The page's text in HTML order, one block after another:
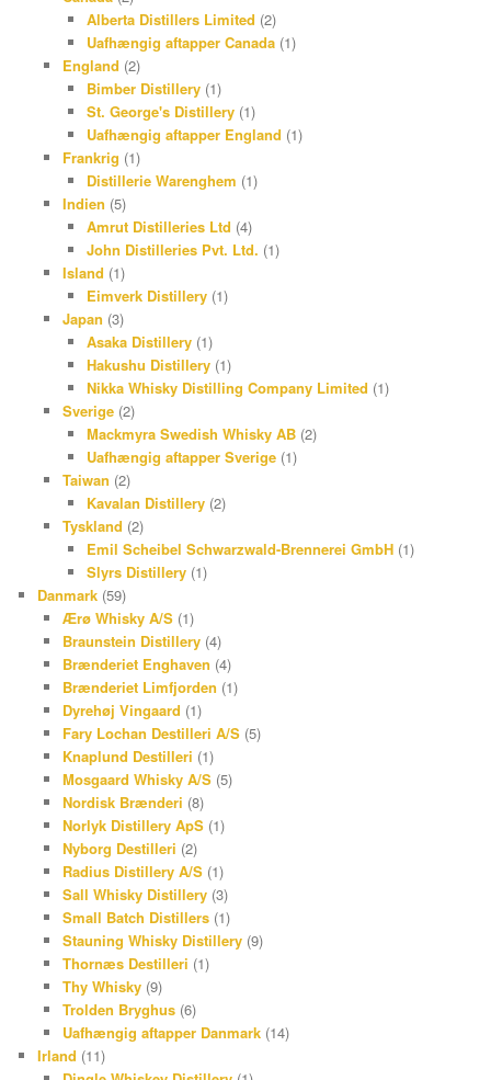
Alberta Distillers Limited (2)
Uafhængig aftapper Canada (1)
England (2)
Bimber Distillery (1)
St. George's Distillery (1)
Uafhængig aftapper England (1)
Frankrig (1)
Distillerie Warenghem (1)
Indien (5)
Amrut Distilleries Ltd (4)
John Distilleries Pvt. Ltd. (1)
Island (1)
Eimverk Distillery (1)
Japan (3)
Asaka Distillery (1)
Hakushu Distillery (1)
Nikka Whisky Distilling Company Limited (1)
Sverige(2)
Mackmyra Swedish Whisky AB (2)
Uafhængig aftapper Sverige (1)
Taiwan (2)
Kavalan Distillery (2)
Tyskland (2)
Emil Scheibel Schwarzwald-Brennerei GmbH (1)
Slyrs Distillery (1)
Danmark (59)
Ærø Whisky A/S(1)
Braunstein Distillery(4)
Brænderiet Enghaven (4)
Brænderiet Limfjorden (1)
Dyrehøj Vingaard (1)
Fary Lochan Destilleri A/S(5)
Knaplund Destilleri (1)
Mosgaard Whisky A/S(5)
Nordisk Brænderi (8)
Norlyk Distillery ApS(1)
Nyborg Destilleri (2)
Radius Distillery A/S(1)
Sall Whisky Distillery(3)
Small Batch Distillers(1)
Stauning Whisky Distillery(9)
Thornæs Destilleri (1)
Thy Whisky(9)
Trolden Bryghus(6)
Uafhængig aftapper Danmark(14)
Irland (11)